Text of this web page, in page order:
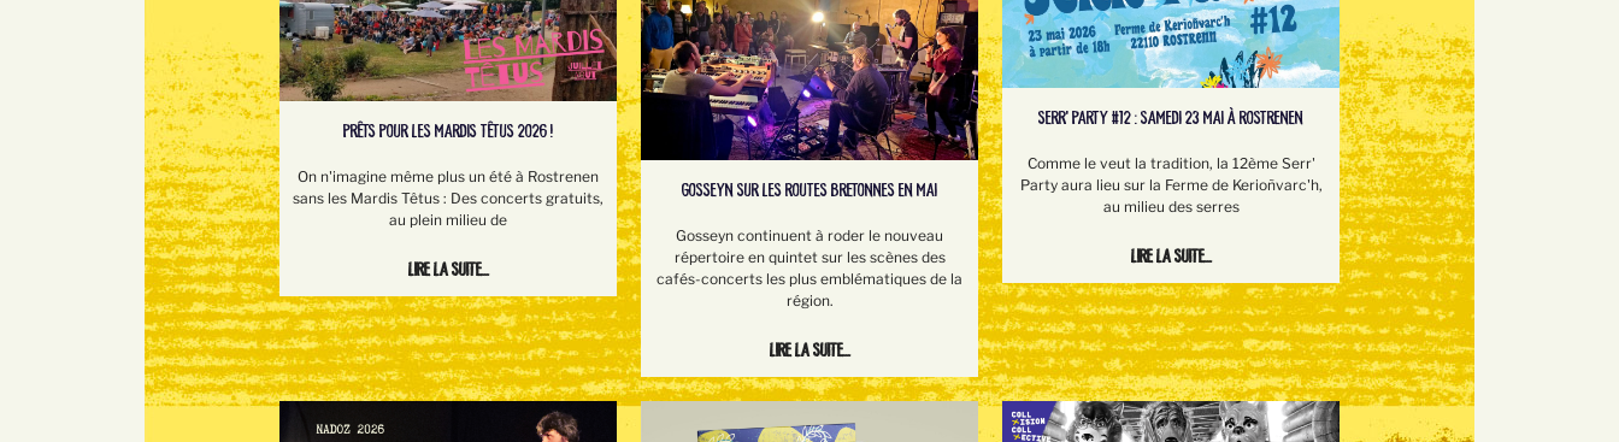
PRÊTS POUR LES MARDIS TÊTUS 2026 !
On n'imagine même plus un été à Rostrenen
sans les Mardis Têtus : Des concerts gratuits,
au plein milieu de
Lire la suite...
GOSSEYN SUR LES ROUTES BRETONNES EN MAI
Gosseyn continuent à roder le nouveau
répertoire en quintet sur les scènes des
cafés-concerts les plus emblématiques de la
région.
Lire la suite...
SERR’ PARTY #12 : SAMEDI 23 MAI À ROSTRENEN
Comme le veut la tradition, la 12ème Serr'
Party aura lieu sur la Ferme de Kerioñvarc'h,
au milieu des serres
Lire la suite...